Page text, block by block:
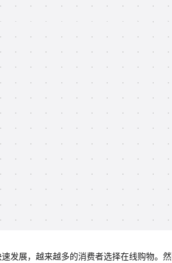
发展，越来越多的消费者选择在线购物。